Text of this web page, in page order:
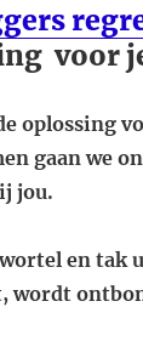
voor
oplossing
gaan we
jou.
en tak
wordt